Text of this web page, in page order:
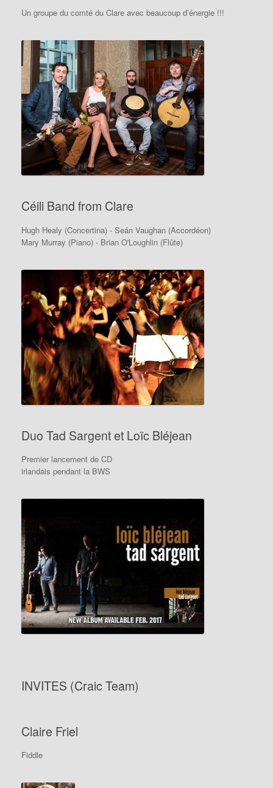
Un groupe du comté du Clare avec beaucoup d’énergie !!!
Céili Band from Clare
Hugh Healy (Concertina) - Seán Vaughan (Accordéon)
Mary Murray (Piano) - Brian O'Loughlin (Flûte)
Duo Tad Sargent et Loïc Bléjean
Premier lancement de CD
irlandais pendant la BWS
INVITES (Craic Team)
Claire Friel
Fiddle